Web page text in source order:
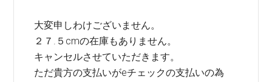
大変申しわけございません。
２７.５cmの在庫もありません。
キャンセルさせていただきます。
ただ貴方の支払いがeチェックの支払いの為